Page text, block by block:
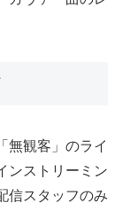
無観客」のライ
ンストリーミン
信スタッフのみ